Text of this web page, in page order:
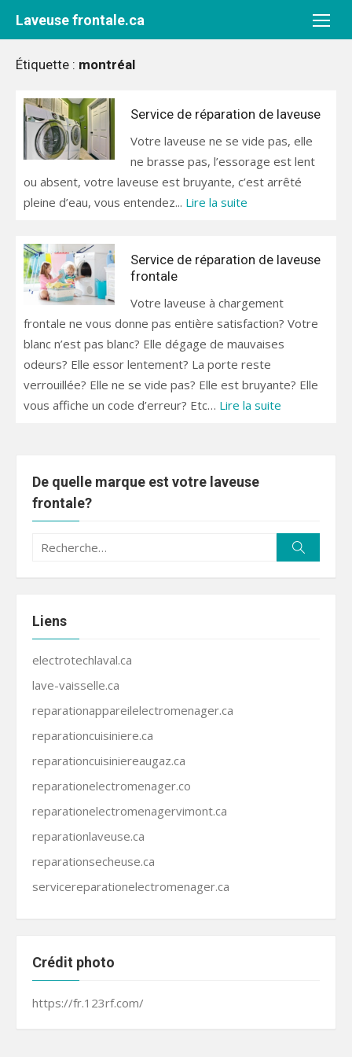
Laveuse frontale.ca
Étiquette : montréal
Service de réparation de laveuse
Votre laveuse ne se vide pas, elle
ne brasse pas, l’essorage est lent
ou absent, votre laveuse est bruyante, c’est arrêté
pleine d’eau, vous entendez... Lire la suite
Service de réparation de laveuse
frontale
Votre laveuse à chargement
frontale ne vous donne pas entière satisfaction? Votre
blanc n’est pas blanc? Elle dégage de mauvaises
odeurs? Elle essor lentement? La porte reste
verrouillée? Elle ne se vide pas? Elle est bruyante? Elle
vous affiche un code d’erreur? Etc… Lire la suite
De quelle marque est votre laveuse
frontale?
Recherche
Liens
electrotechlaval.ca
lave-vaisselle.ca
reparationappareilelectromenager.ca
reparationcuisiniere.ca
reparationcuisiniereaugaz.ca
reparationelectromenager.co
reparationelectromenagervimont.ca
reparationlaveuse.ca
reparationsecheuse.ca
servicereparationelectromenager.ca
Crédit photo
https://fr.123rf.com/